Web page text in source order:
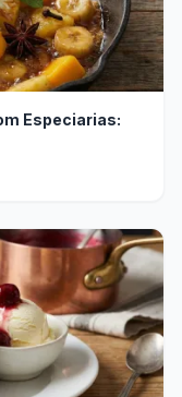
Especiarias: